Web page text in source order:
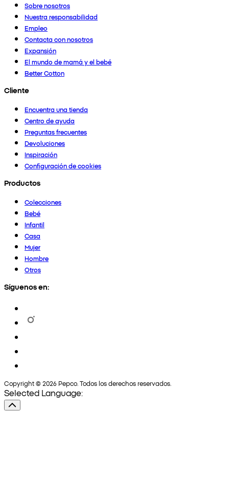
Sobre nosotros
Nuestra responsabilidad
Empleo
Contacta con nosotros
Expansión
El mundo de mamá y el bebé
Better Cotton
Cliente
Encuentra una tienda
Centro de ayuda
Preguntas frecuentes
Devoluciones
Inspiración
Configuración de cookies
Productos
Colecciones
Bebé
Infantil
Casa
Mujer
Hombre
Otros
Síguenos en:
Copyright © 2026 Pepco. Todos los derechos reservados.
Selected Language: